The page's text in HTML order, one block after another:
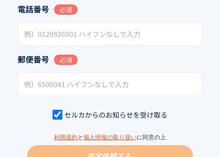
電話番号 必須
郵便番号 必須
セルカからのお知らせを受け取る
利用規約と 個人情報の取り扱いに同意の上